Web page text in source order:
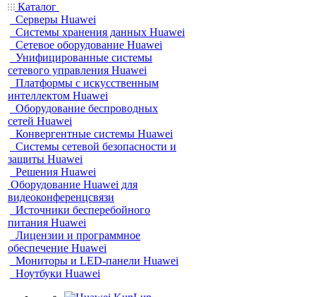
Каталог
Серверы Huawei
Системы хранения данных Huawei
Сетевое оборудование Huawei
Унифицированные системы
сетевого управления Huawei
Платформы с искусственным
интеллектом Huawei
Оборудование беспроводных
сетей Huawei
Конвергентные системы Huawei
Системы сетевой безопасности и
защиты Huawei
Решения Huawei
Оборудование Huawei для
видеоконференцсвязи
Источники бесперебойного
питания Huawei
Лицензии и программное
обеспечение Huawei
Мониторы и LED-панели Huawei
Ноутбуки Huawei